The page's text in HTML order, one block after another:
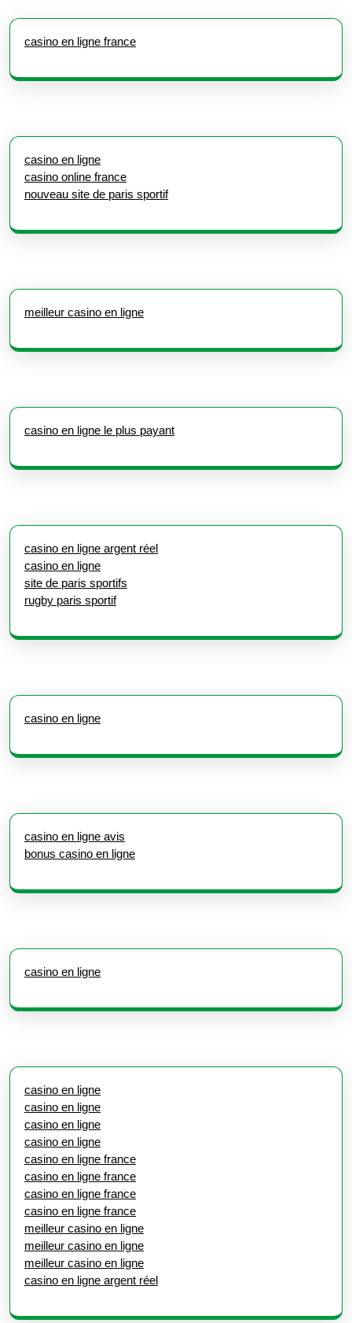
casino en ligne france
casino en ligne
casino online france
nouveau site de paris sportif
meilleur casino en ligne
casino en ligne le plus payant
casino en ligne argent réel
casino en ligne
site de paris sportifs
rugby paris sportif
casino en ligne
casino en ligne avis
bonus casino en ligne
casino en ligne
casino en ligne
casino en ligne
casino en ligne
casino en ligne
casino en ligne france
casino en ligne france
casino en ligne france
casino en ligne france
meilleur casino en ligne
meilleur casino en ligne
meilleur casino en ligne
casino en ligne argent réel